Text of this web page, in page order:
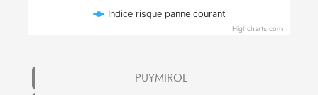
Indice risque panne courant
Highcharts.com
PUYMIROL